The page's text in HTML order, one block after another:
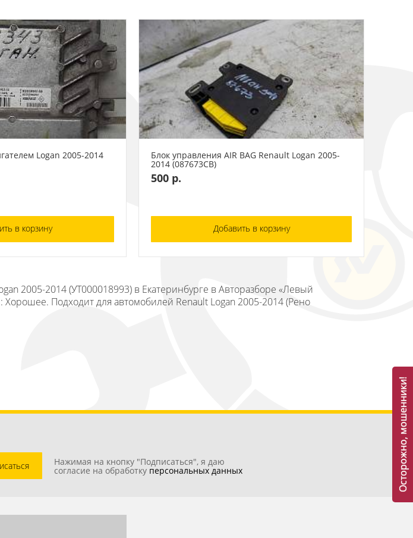
Logan 2005-2014
в корзину
Блок управления AIR BAG Renault Logan 2005-
2014 (087673СВ)
500 р.
Добавить в корзину
2005-2014 (УТ000018993) в Екатеринбурге в Авторазборе «Левый
Хорошее. Подходит для автомобилей Renault Logan 2005-2014 (Рено
Нажимая на кнопку "Подписаться", я даю
согласие на обработку персональных данных Осторожно, мошенники!